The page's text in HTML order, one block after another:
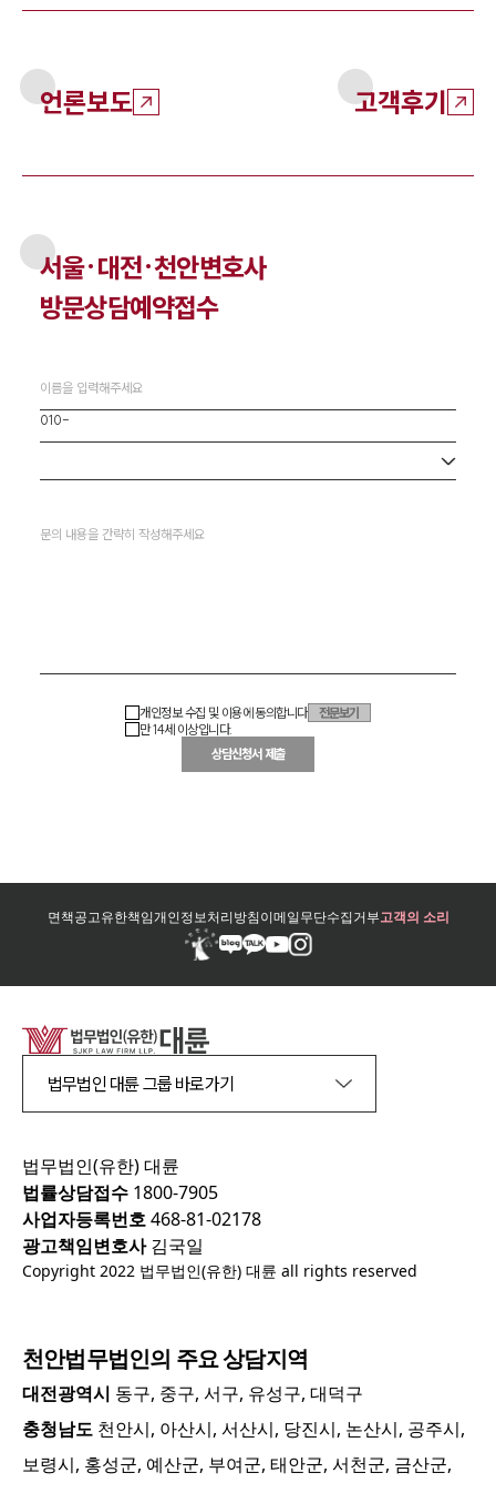
언론보도 고객후기
서울·대전·천안변호사
방문상담예약접수
개인정보 수집 및 이용에 동의합니다
전문보기
만 14세 이상입니다.
상담신청서 제출
면책공고유한책임개인정보처리방침이메일무단수집거부고객의 소리
법무법인 대륜 그룹 바로가기
법무법인(유한) 대륜
법률상담접수 1800-7905
사업자등록번호468-81-02178
광고책임변호사김국일
Copyright 2022 법무법인(유한) 대륜 all rights reserved
천안법무법인의 주요 상담지역
대전광역시 동구, 중구, 서구, 유성구, 대덕구
충청남도 천안시, 아산시, 서산시, 당진시, 논산시, 공주시,
보령시, 홍성군, 예산군, 부여군, 태안군, 서천군, 금산군,